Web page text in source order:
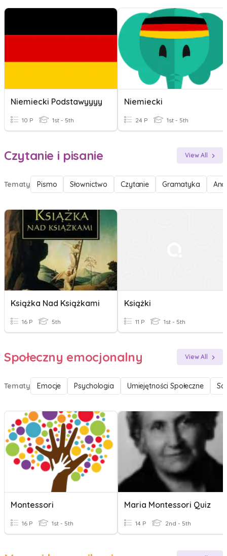
Niemiecki Podstawyyyy
10 P 1st - 5th
Niemiecki
24 P 1st - 5th
Czytanie i pisanie View All
Tematy Pismo Słownictwo Czytanie Gramatyka
Książka Nad Książkami
16 P 5th
Książki
11 P 1st - 5th
Społeczny emocjonalny View All
Tematy Emocje Psychologia Umiejętności Społeczne
Montessori
16 P 1st - 5th
Maria Montessori Quiz
14 P 2nd - 5th